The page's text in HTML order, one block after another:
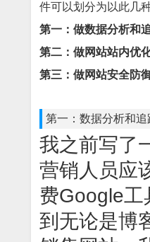
件可以划分为以此几种
第一：做数据分析和
第二：做网站站内优
第三：做网站安全防
第一：数据分析和追
我之前写了
营销人员应
费Google工
到无论是博